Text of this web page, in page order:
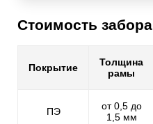
Стоимость забора
Покрытие
Толщина
рамы
ПЭ
от 0,5 до
1,5 мм